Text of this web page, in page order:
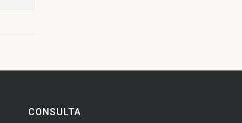
CONSULTA